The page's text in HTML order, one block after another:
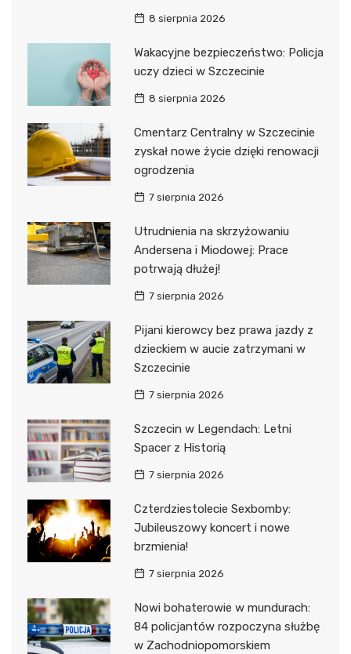
8 sierpnia 2026
Wakacyjne bezpieczeństwo: Policja
uczy dzieci w Szczecinie
8 sierpnia 2026
Cmentarz Centralny w Szczecinie
zyskał nowe życie dzięki renowacji
ogrodzenia
7 sierpnia 2026
Utrudnienia na skrzyżowaniu
Andersena i Miodowej: Prace
potrwają dłużej!
7 sierpnia 2026
Pijani kierowcy bez prawa jazdy z
dzieckiem w aucie zatrzymani w
Szczecinie
7 sierpnia 2026
Szczecin w Legendach: Letni
Spacer z Historią
7 sierpnia 2026
Czterdziestolecie Sexbomby:
Jubileuszowy koncert i nowe
brzmienia!
7 sierpnia 2026
Nowi bohaterowie w mundurach:
84 policjantów rozpoczyna służbę
w Zachodniopomorskiem